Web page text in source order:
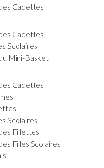
Cadettes
Cadettes
Scolaires
Mini-Basket
Cadettes
Scolaires
Fillettes
Filles Scolaires